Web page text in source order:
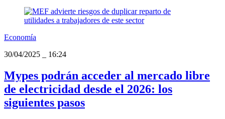
Economía
30/04/2025
16:24
Mypes podrán acceder al mercado libre
de electricidad desde el 2026: los
siguientes pasos